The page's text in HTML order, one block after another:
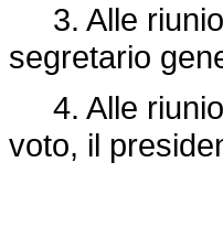
3. Alle
segretario
4. Alle
voto, il